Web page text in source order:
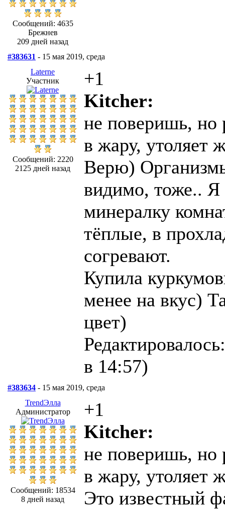
Сообщений: 4635
Брежнев
209 дней назад
#383631 - 15 мая 2019, среда
Laterne
Участник
Сообщений: 2220
2125 дней назад
+1
Kitcher:
не поверишь, но
в жару, утоляет
Верю)
видимо, тоже.. Я
минералку
тёплые, в
согревают.
Купила
менее на вкус)
цвет)
в 14:57)
#383634 - 15 мая 2019, среда
TrendЭлла
Администратор
Сообщений: 18534
8 дней назад
+1
Kitcher:
не поверишь, но
в жару, утоляет
Это известный